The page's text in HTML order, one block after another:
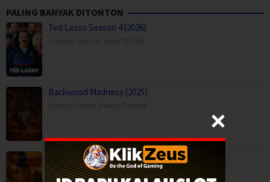
PALING BANYAK DITONTON
Ted Lasso Season 4 (2026)
Backwood Madness (2025)
Boundary (2026)
Movies,Romance,